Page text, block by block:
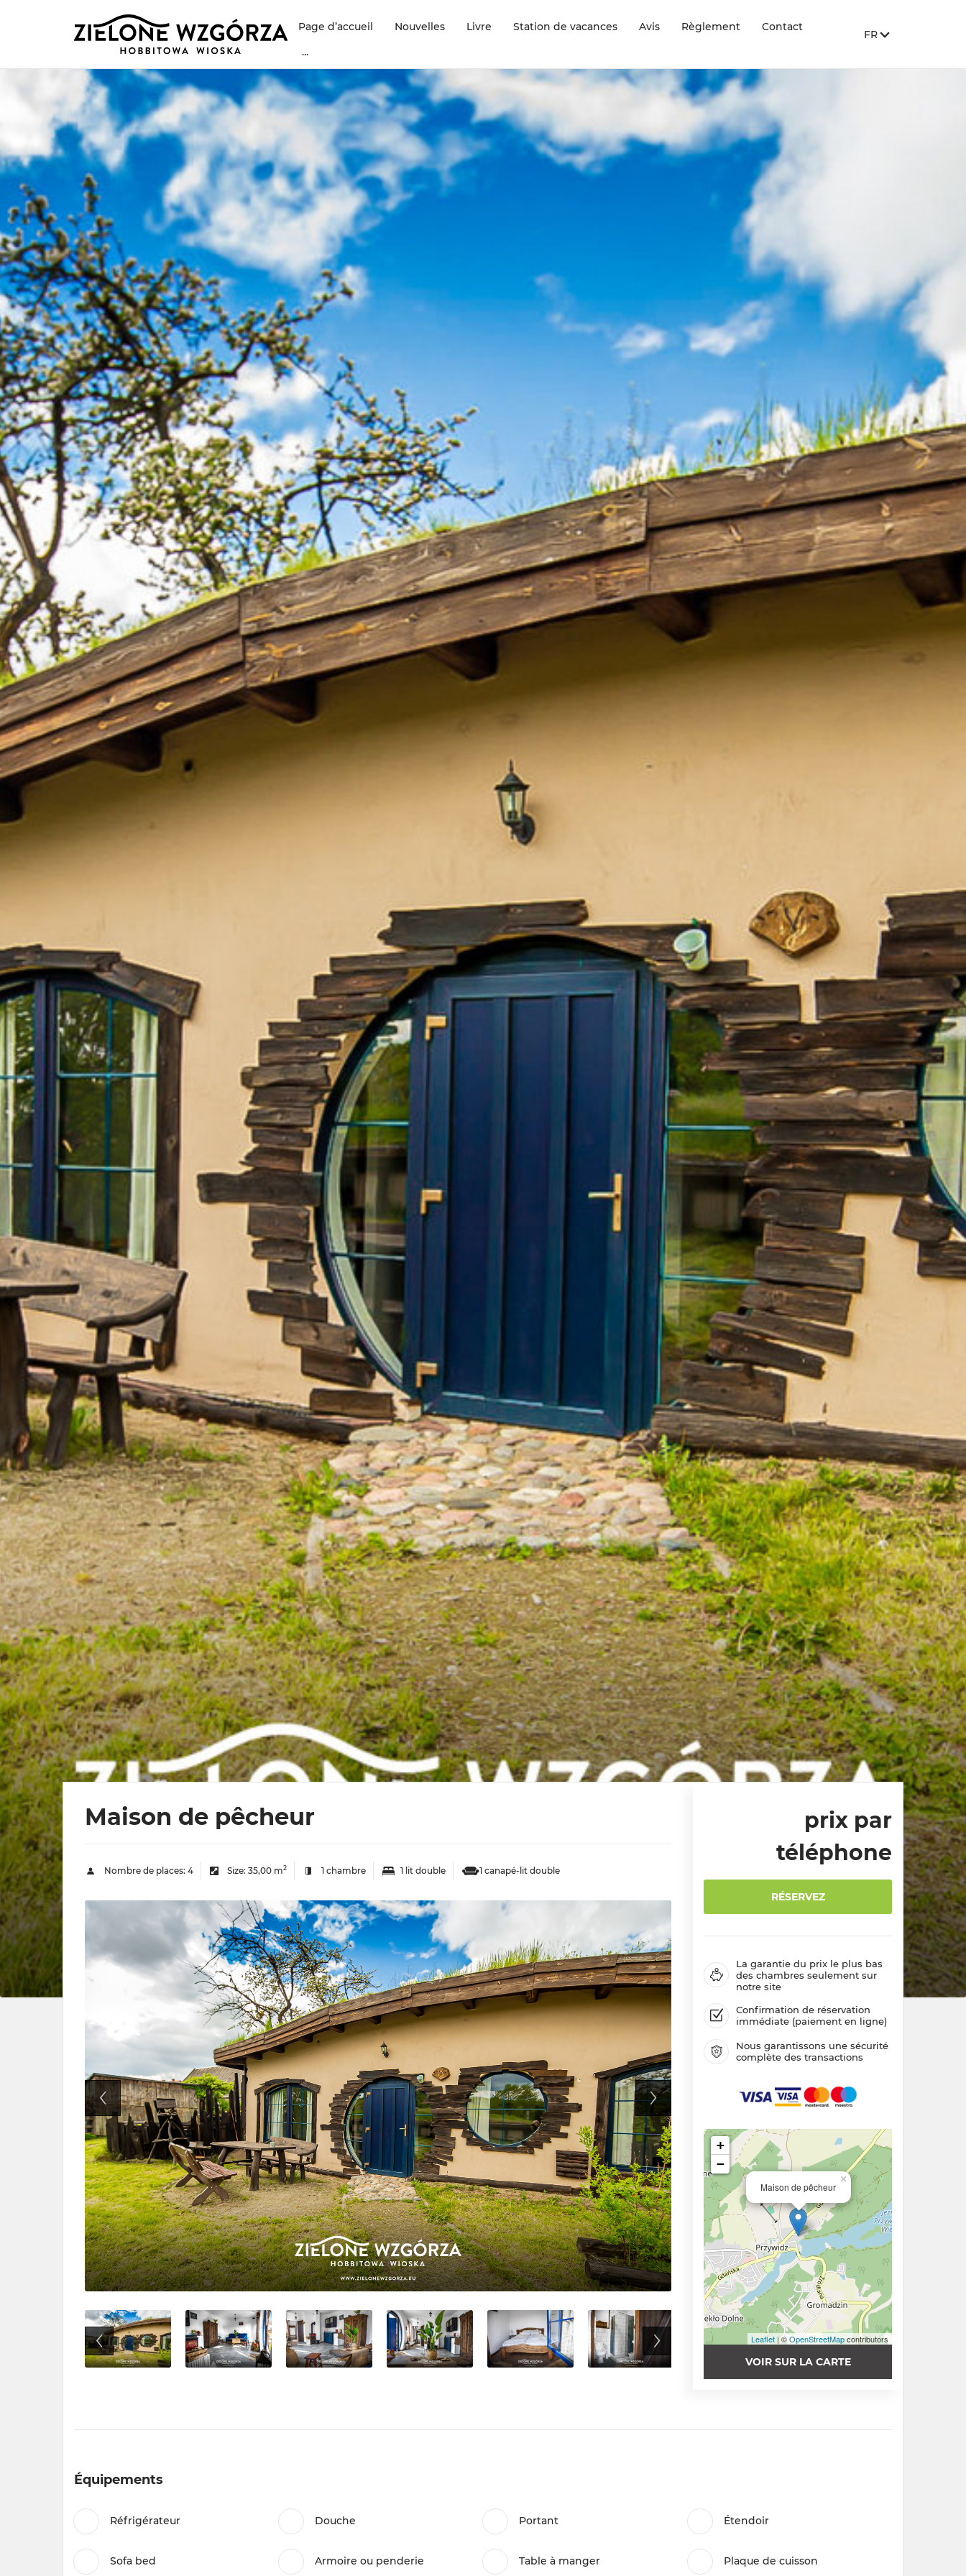
Page d’accueil Nouvelles Livre Station de vacances Avis Règlement
Contact
...
FR
Maison de pêcheur
Nombre de places: 4 Size:35,00 m2 1 chambre 1 lit double 1 canapé-lit double
prix par
téléphone
RÉSERVEZ
La garantie du prix le plus bas
des chambres seulement sur
notre site
Confirmation de réservation
immédiate (paiement en ligne)
Nous garantissons une sécurité
complète des transactions
Maison de pêcheur
×
+
−
Leaflet | ©OpenStreetMapcontributors
VOIR SUR LA CARTE
Équipements
Réfrigérateur Douche Portant Étendoir
Sofa bed Armoire ou penderie Table à manger Plaque de cuisson